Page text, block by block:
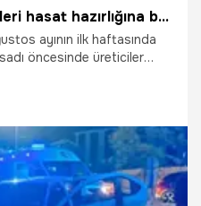
Giresun'da fındık üreticileri hasat hazırlığına başladı
ayının ilk haftasında
öncesinde üreticiler
mukabil üretim
etti.